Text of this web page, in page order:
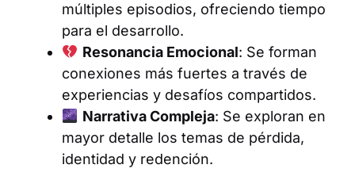
múltiples episodios, ofreciendo tiempo
para el desarrollo.
Resonancia Emocional: Se forman
conexiones más fuertes a través de
experiencias y desafíos compartidos.
Narrativa Compleja: Se exploran en
mayor detalle los temas de pérdida,
identidad y redención.